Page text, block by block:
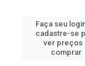
Faça seu
cadastre-se
ver preços
comprar